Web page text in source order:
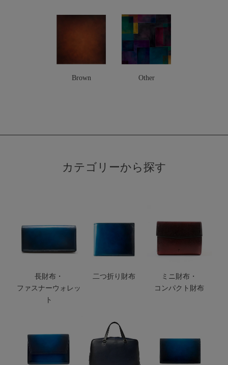
Brown Other
カテゴリーから探す
長財布・
ファスナーウォレッ
ト
二つ折り財布
ミニ財布・
コンパクト財布